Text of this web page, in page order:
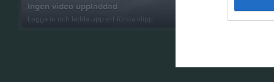
Ingen video uppladdad
Logga in och ladda upp ert första klipp
Logga in
album